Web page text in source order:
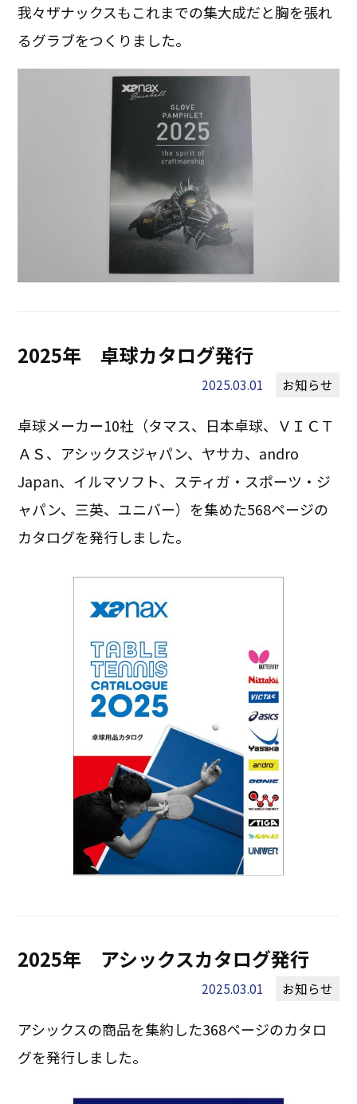
我々ザナックスもこれまでの集大成だと胸を張れ
るグラブをつくりました。
2025年 卓球カタログ発行
2025.03.01 お知らせ
卓球メーカー10社（タマス、日本卓球、ＶＩＣＴ
ＡＳ、アシックスジャパン、ヤサカ、andro
Japan、イルマソフト、スティガ・スポーツ・ジ
ャパン、三英、ユニバー）を集めた568ページの
カタログを発行しました。
2025年 アシックスカタログ発行
2025.03.01 お知らせ
アシックスの商品を集約した368ページのカタロ
グを発行しました。